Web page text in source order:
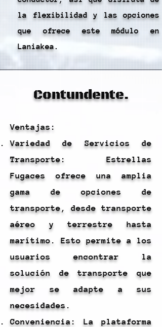
la flexibilidad y las opciones
que ofrece este módulo en
Laniakea.
Contundente.
Ventajas:
Variedad de Servicios de
Transporte: Estrellas
Fugaces ofrece una amplia
gama de opciones de
transporte, desde transporte
aéreo y terrestre hasta
marítimo. Esto permite a los
usuarios encontrar la
solución de transporte que
mejor se adapte a sus
necesidades.
Conveniencia: La plataforma